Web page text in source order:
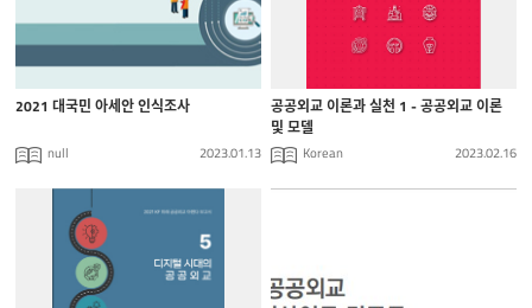
2021 대국민 아세안 인식조사
null 2023.01.13
공공외교 이론과 실천 1 - 공공외교 이론
및 모델
Korean 2023.02.16